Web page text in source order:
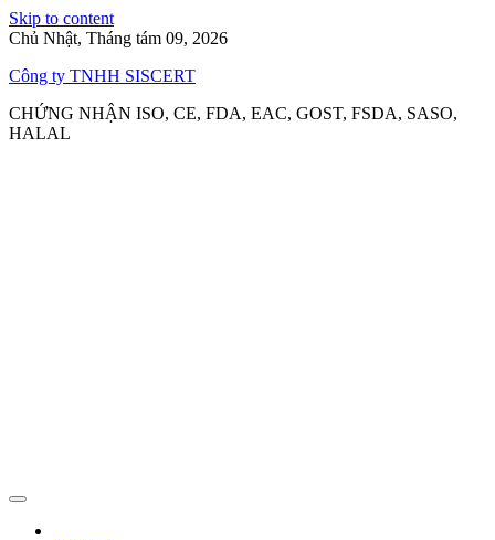
Skip to content
Chủ Nhật, Tháng tám 09, 2026
Công ty TNHH SISCERT
CHỨNG NHẬN ISO, CE, FDA, EAC, GOST, FSDA, SASO,
HALAL